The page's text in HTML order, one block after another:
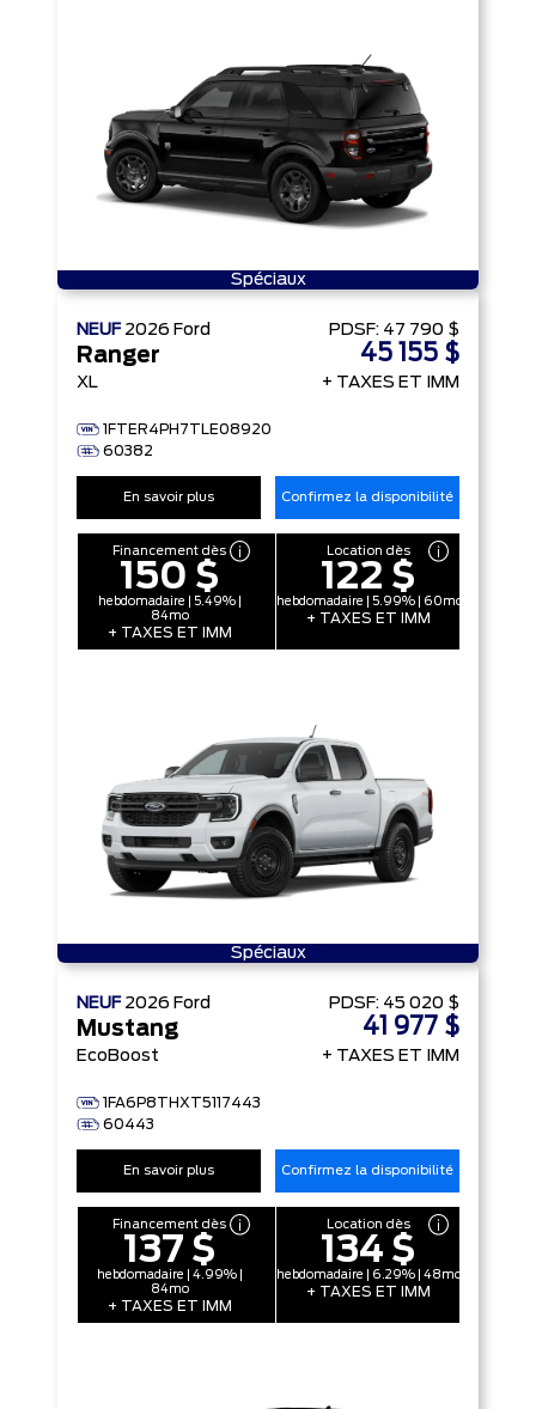
Spéciaux
NEUF 2026 Ford
Ranger
XL
1FTER4PH7TLE08920
60382
PDSF: 47 790 $
45 155 $
+ TAXES ET IMM
En savoir plus Confirmez la disponibilité
Financement dès
150 $
hebdomadaire | 5.49% |
84mo
+ TAXES ET IMM
Location dès
122 $
hebdomadaire | 5.99% | 60mo
+ TAXES ET IMM
Spéciaux
NEUF 2026 Ford
Mustang
EcoBoost
1FA6P8THXT5117443
60443
PDSF: 45 020 $
41 977 $
+ TAXES ET IMM
En savoir plus Confirmez la disponibilité
Financement dès
137 $
hebdomadaire | 4.99% |
84mo
+ TAXES ET IMM
Location dès
134 $
hebdomadaire | 6.29% | 48mo
+ TAXES ET IMM